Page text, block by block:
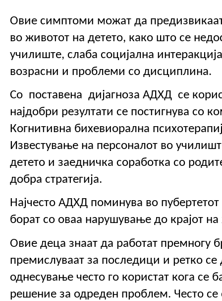
Овие симптоми можат да
во животот на детето, како што се
училиште, слаба социјална
возрасни и проблеми со дисциплина.
Со  поставена  дијагноза АДХД  се
најдобри резултати се постигнува со
Когнитивна бихевиорална
Известување на персоналот во
детето и заедничка соработка со
добра стратегија.
Најчесто АДХД поминува во
борат со оваа нарушување до крајот
Овие деца знаат да работат премногу
премислуваат за последици и ретко
однесување често го користат кога се
решение за одреден проблем. Често се